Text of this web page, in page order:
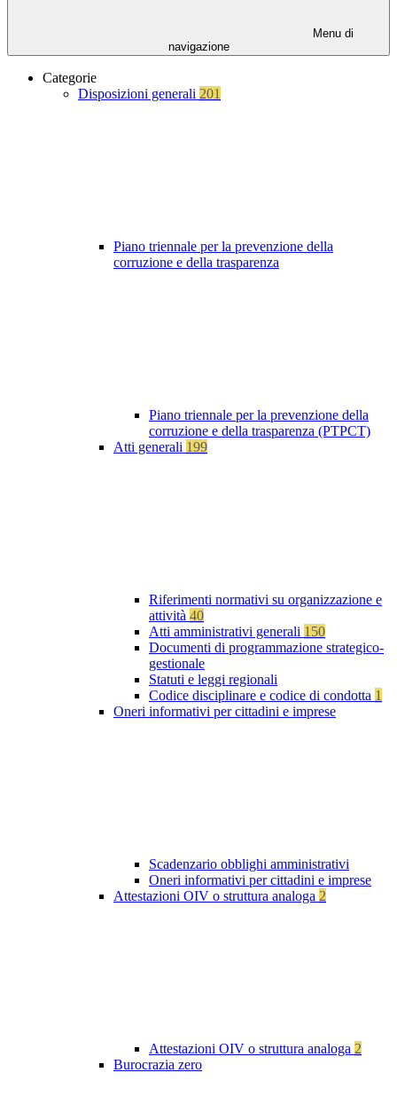
Menu di
navigazione
Categorie
Disposizioni generali 201
Piano triennale per la prevenzione della
corruzione e della trasparenza
Piano triennale per la prevenzione della
corruzione e della trasparenza (PTPCT)
Atti generali 199
Riferimenti normativi su organizzazione e
attività 40
Atti amministrativi generali 150
Documenti di programmazione strategico-
gestionale
Statuti e leggi regionali
Codice disciplinare e codice di condotta 1
Oneri informativi per cittadini e imprese
Scadenzario obblighi amministrativi
Oneri informativi per cittadini e imprese
Attestazioni OIV o struttura analoga 2
Attestazioni OIV o struttura analoga 2
Burocrazia zero